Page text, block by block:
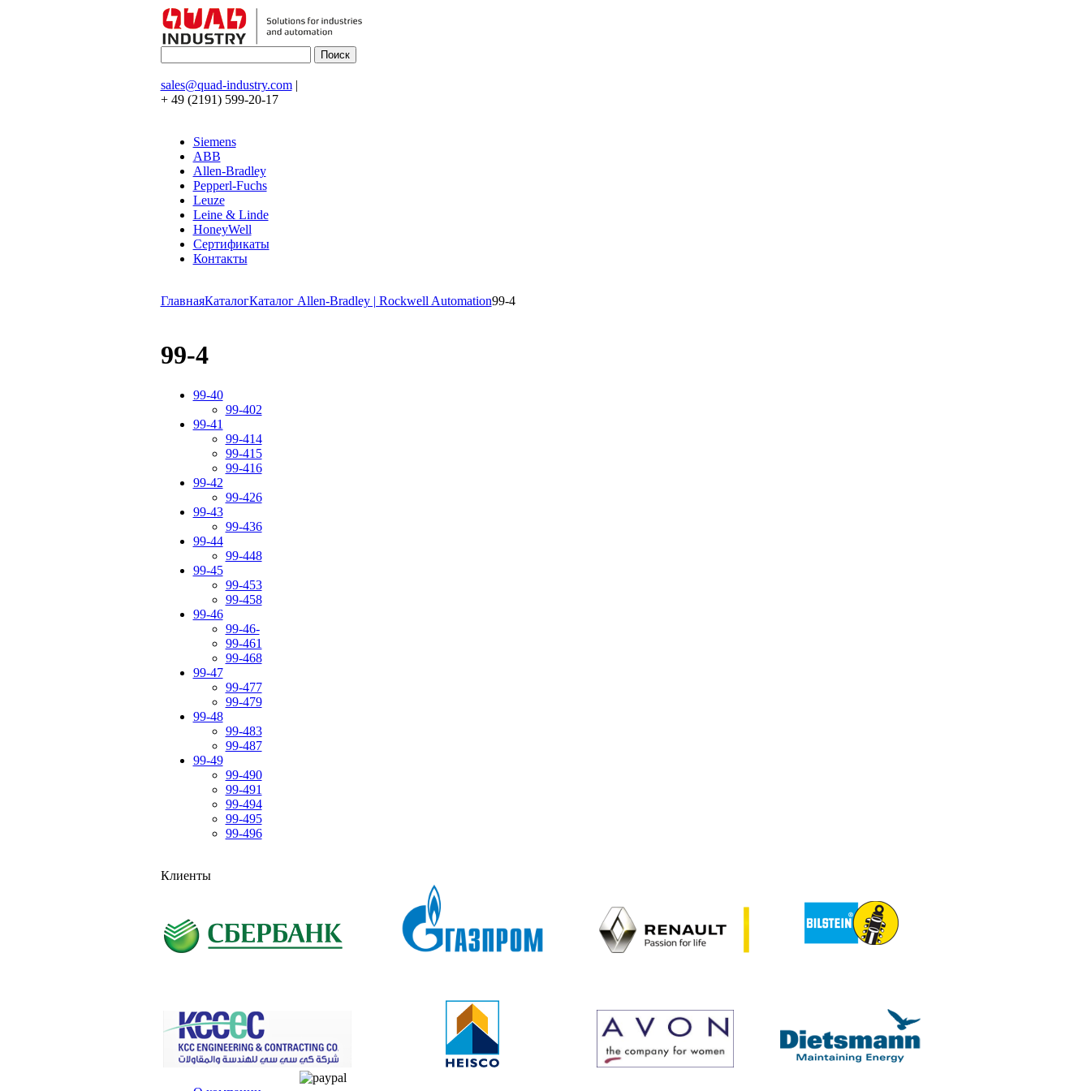
sales@quad-industry.com|
+ 49 (2191) 599-20-17
Siemens
ABB
Allen-Bradley
Pepperl-Fuchs
Leuze
Leine & Linde
HoneyWell
Сертификаты
Контакты
ГлавнаяКаталогКаталог Allen-Bradley | Rockwell Automation99-4
99-4
99-40
99-402
99-41
99-414
99-415
99-416
99-42
99-426
99-43
99-436
99-44
99-448
99-45
99-453
99-458
99-46
99-46-
99-461
99-468
99-47
99-477
99-479
99-48
99-483
99-487
99-49
99-490
99-491
99-494
99-495
99-496
Клиенты